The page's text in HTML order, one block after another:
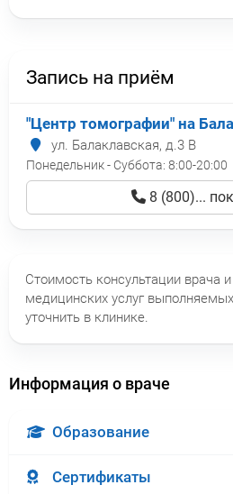
Запись на приём
"Центр томографии" на
ул. Балаклавская, д.3 В
Понедельник - Суббота: 8:00-20:00
8 (800)...
Стоимость консультации врача
медицинских услуг
уточнить в клинике.
Информация о враче
Образование
Сертификаты